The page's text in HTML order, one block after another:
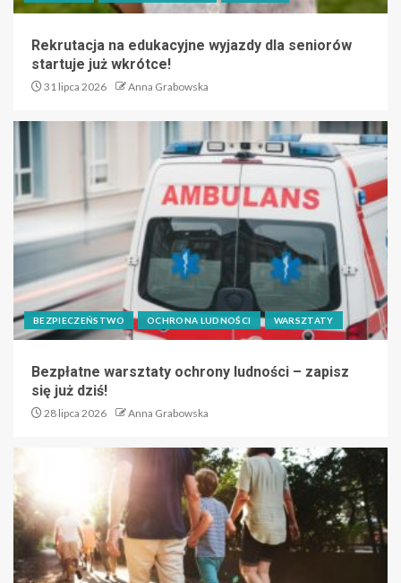
Rekrutacja na edukacyjne wyjazdy dla seniorów
startuje już wkrótce!
31 lipca 2026 Anna Grabowska
BEZPIECZEŃSTWO OCHRONA LUDNOŚCI WARSZTATY
Bezpłatne warsztaty ochrony ludności – zapisz
się już dziś!
28 lipca 2026 Anna Grabowska